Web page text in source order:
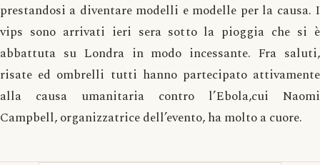
prestandosi a diventare modelli e modelle per la causa. I
vips sono arrivati ieri sera sotto la pioggia che si è
abbattuta su Londra in modo incessante. Fra saluti,
risate ed ombrelli tutti hanno partecipato attivamente
alla causa umanitaria contro l’Ebola,cui Naomi
Campbell, organizzatrice dell’evento, ha molto a cuore.